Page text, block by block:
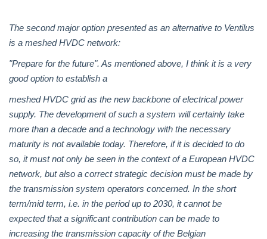
The second major option presented as an alternative to Ventilus
is a meshed HVDC network:
"Prepare for the future". As mentioned above, I think it is a very
good option to establish a
meshed HVDC grid as the new backbone of electrical power
supply. The development of such a system will certainly take
more than a decade and a technology with the necessary
maturity is not available today. Therefore, if it is decided to do
so, it must not only be seen in the context of a European HVDC
network, but also a correct strategic decision must be made by
the transmission system operators concerned. In the short
term/mid term, i.e. in the period up to 2030, it cannot be
expected that a significant contribution can be made to
increasing the transmission capacity of the Belgian